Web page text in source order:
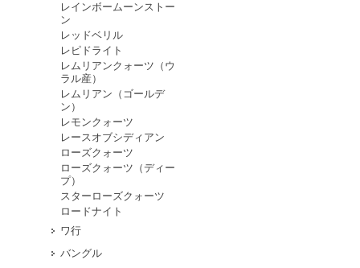
レインボームーンストー
ン
レッドベリル
レピドライト
レムリアンクォーツ（ウ
ラル産）
レムリアン（ゴールデ
ン）
レモンクォーツ
レースオブシディアン
ローズクォーツ
ローズクォーツ（ディー
プ）
スターローズクォーツ
ロードナイト
ワ行
バングル